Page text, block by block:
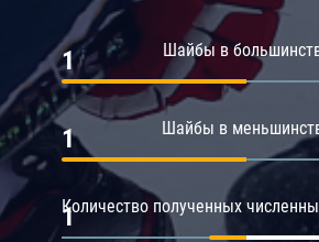
Шайбы в
1
Шайбы в
1
Количество полученных
1